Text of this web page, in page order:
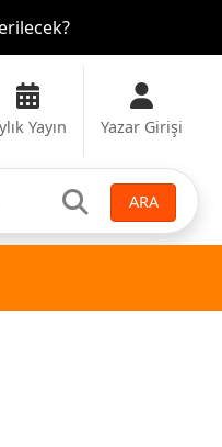
Yayın Yazar Girişi
ARA